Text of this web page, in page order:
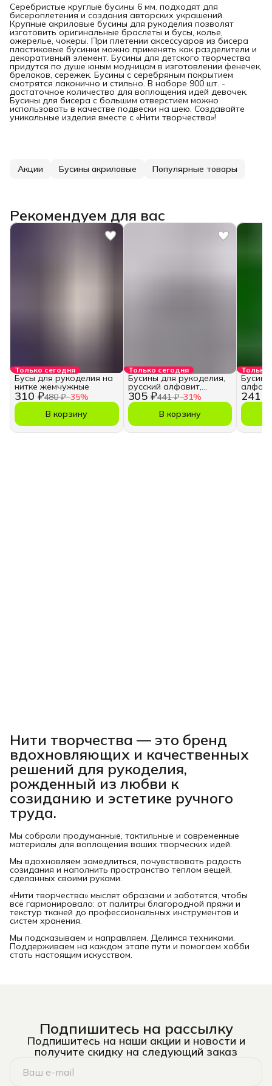
Серебристые круглые бусины 6 мм. подходят для
бисероплетения и создания авторских украшений.
Крупные акриловые бусины для рукоделия позволят
изготовить оригинальные браслеты и бусы, колье,
ожерелье, чокеры. При плетении аксессуаров из бисера
пластиковые бусинки можно применять как разделители и
декоративный элемент. Бусины для детского творчества
придутся по душе юным модницам в изготовлении фенечек,
брелоков, сережек. Бусины с серебряным покрытием
смотрятся лаконично и стильно. В наборе 900 шт. -
достаточное количество для воплощения идей девочек.
Бусины для бисера с большим отверстием можно
использовать в качестве подвески на шею. Создавайте
уникальные изделия вместе с «Нити творчества»!
Акции Бусины акриловые Популярные товары
Рекомендуем для вас
Только сегодня
310 ₽480 ₽−35%
Бусы для рукоделия на
нитке жемчужные
В корзину
Только сегодня
305 ₽441 ₽−31%
Бусины для рукоделия,
русский алфавит,
кубики
В корзину
Только
241 ₽
Нити творчества — это бренд
вдохновляющих и качественных
решений для рукоделия,
рожденный из любви к
созиданию и эстетике ручного
труда.
Мы собрали продуманные, тактильные и современные
материалы для воплощения ваших творческих идей.
Мы вдохновляем замедлиться, почувствовать радость
созидания и наполнить пространство теплом вещей,
сделанных своими руками.
«Нити творчества» мыслят образами и заботятся, чтобы
всё гармонировало: от палитры благородной пряжи и
текстур тканей до профессиональных инструментов и
систем хранения.
Мы подсказываем и направляем. Делимся техниками.
Поддерживаем на каждом этапе пути и помогаем хобби
стать настоящим искусством.
Подпишитесь на рассылку
Подпишитесь на наши акции и новости и
получите скидку на следующий заказ